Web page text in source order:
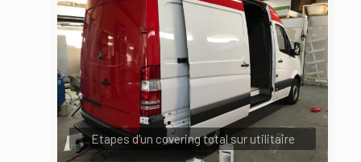
Etapes d'un covering total sur utilitaire